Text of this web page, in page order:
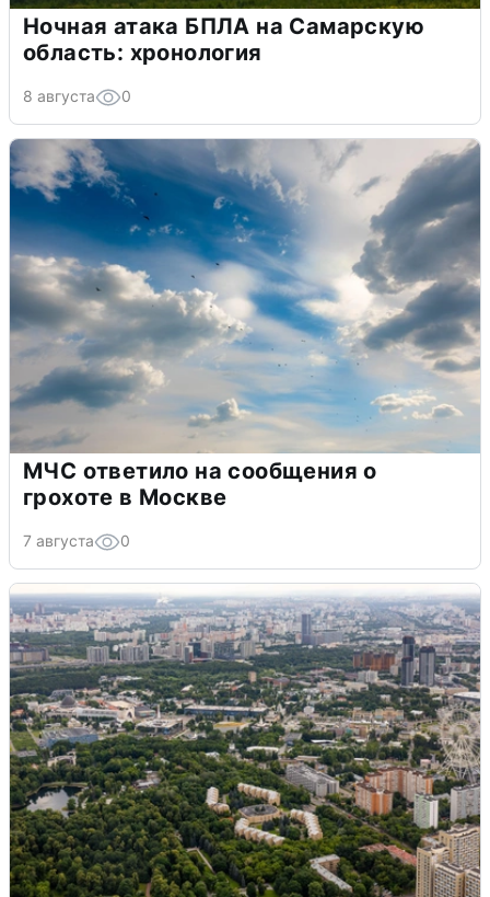
Ночная атака БПЛА на Самарскую
область: хронология
8 августа 0
МЧС ответило на сообщения о
грохоте в Москве
7 августа 0